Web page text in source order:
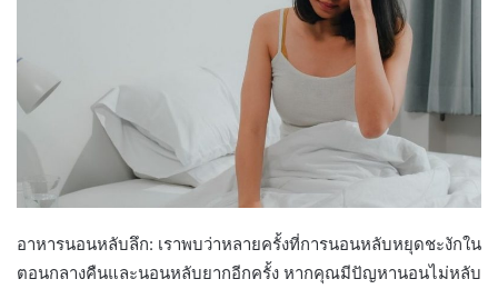
อาหารนอนหลับลึก: เราพบว่าหลายครั้งที่การนอนหลับหยุดชะงักใน
ตอนกลางคืนและนอนหลับยากอีกครั้ง หากคุณมีปัญหานอนไม่หลับ